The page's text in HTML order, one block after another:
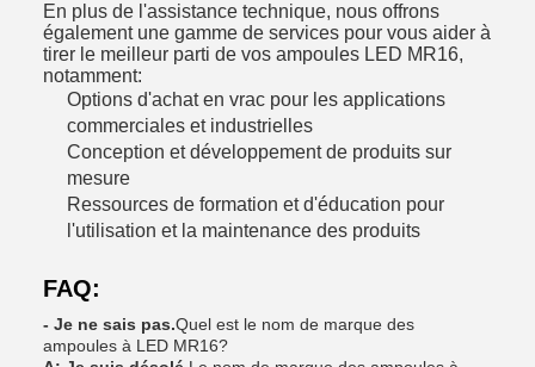
En plus de l'assistance technique, nous offrons
également une gamme de services pour vous aider à
tirer le meilleur parti de vos ampoules LED MR16,
notamment:
Options d'achat en vrac pour les applications
commerciales et industrielles
Conception et développement de produits sur
mesure
Ressources de formation et d'éducation pour
l'utilisation et la maintenance des produits
FAQ:
- Je ne sais pas.Quel est le nom de marque des
ampoules à LED MR16?